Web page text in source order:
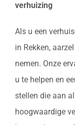
verhuizing
Als u een
in Rekken,
nemen. Onze
u te helpen en
stellen die aan
hoogwaardige